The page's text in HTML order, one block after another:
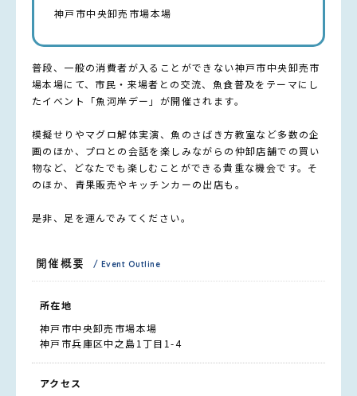
神戸市中央卸売市場本場
普段、一般の消費者が入ることができない神戸市中央卸売市
場本場にて、市民・来場者との交流、魚食普及をテーマにし
たイベント「魚河岸デー」が開催されます。
模擬せりやマグロ解体実演、魚のさばき方教室など多数の企
画のほか、プロとの会話を楽しみながらの仲卸店舗での買い
物など、どなたでも楽しむことができる貴重な機会です。そ
のほか、青果販売やキッチンカーの出店も。
是非、足を運んでみてください。
開催概要 / Event Outline
所在地
神戸市中央卸売市場本場
神戸市兵庫区中之島1丁目1-4
アクセス